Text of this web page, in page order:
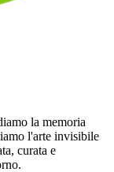
la memoria
l'arte invisibile
curata e